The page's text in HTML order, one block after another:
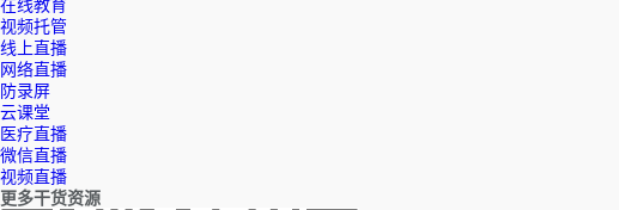
视频托管
线上直播
网络直播
防录屏
云课堂
医疗直播
微信直播
视频直播
更多干货资源